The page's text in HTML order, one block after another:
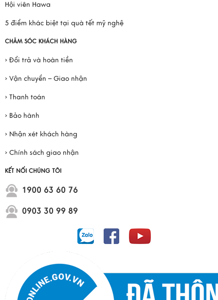
Hội viên Hawa
5 điểm khác biệt tại quà tết mỹ nghệ
CHĂM SÓC KHÁCH HÀNG
› Đổi trả và hoàn tiền
› Vận chuyển – Giao nhận
› Thanh toán
› Bảo hành
› Nhận xét khách hàng
› Chính sách giao nhận
KẾT NỐI CHÚNG TÔI
1900 63 60 76
0903 30 99 89